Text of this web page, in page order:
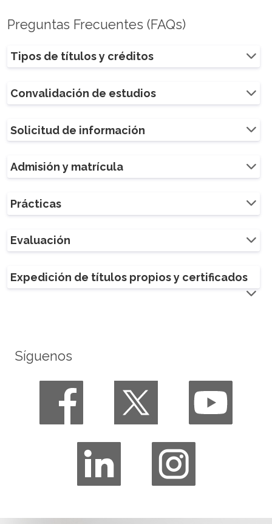
Preguntas Frecuentes (FAQs)
Tipos de títulos y créditos
Convalidación de estudios
Solicitud de información
Admisión y matrícula
Prácticas
Evaluación
Expedición de títulos propios y certificados
Síguenos